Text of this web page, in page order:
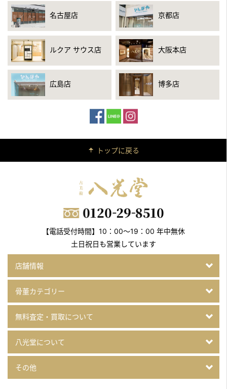
名古屋店 京都店
ルクア サウス店 大阪本店
広島店 博多店
トップに戻る
【電話受付時間】10：00～19：00 年中無休
土日祝日も営業しています
店舗情報
骨董カテゴリー
無料査定・買取について
八光堂について
その他